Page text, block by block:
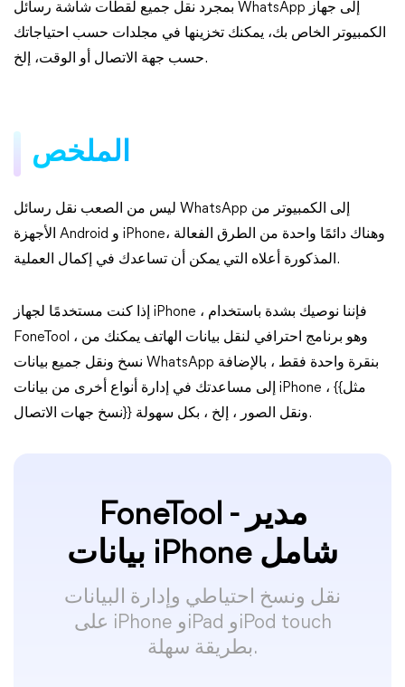
بمجرد نقل جميع لقطات شاشة رسائل WhatsApp إلى جهاز
الكمبيوتر الخاص بك، يمكنك تخزينها في مجلدات حسب احتياجاتك
حسب جهة الاتصال أو الوقت، إلخ.
الملخص
ليس من الصعب نقل رسائل WhatsApp إلى الكمبيوتر من
الأجهزة Android و iPhone، وهناك دائمًا واحدة من الطرق الفعالة
المذكورة أعلاه التي يمكن أن تساعدك في إكمال العملية.
إذا كنت مستخدمًا لجهاز iPhone ، فإننا نوصيك بشدة باستخدام
FoneTool ، وهو برنامج احترافي لنقل بيانات الهاتف يمكنك من
نسخ ونقل جميع بيانات WhatsApp بنقرة واحدة فقط ، بالإضافة
إلى مساعدتك في إدارة أنواع أخرى من بيانات iPhone ، {{مثل
نسخ جهات الاتصال}} ونقل الصور ، إلخ ، بكل سهولة.
FoneTool - مدير
بيانات iPhone شامل
نقل ونسخ احتياطي وإدارة البيانات
على iPhone وiPad وiPod touch
بطريقة سهلة.